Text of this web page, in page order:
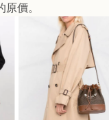
價。